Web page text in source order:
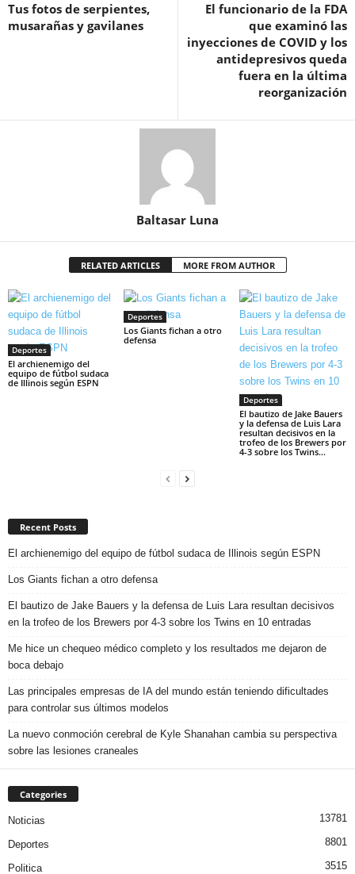
Tus fotos de serpientes,
musarañas y gavilanes
El funcionario de la FDA
que examinó las
inyecciones de COVID y los
antidepresivos queda
fuera en la última
reorganización
Baltasar Luna
RELATED ARTICLES MORE FROM AUTHOR
Deportes
El archienemigo del
equipo de fútbol sudaca
de Illinois según ESPN
Deportes
Los Giants fichan a otro
defensa
Deportes
El bautizo de Jake Bauers
y la defensa de Luis Lara
resultan decisivos en la
trofeo de los Brewers por
4-3 sobre los Twins...
Recent Posts
El archienemigo del equipo de fútbol sudaca de Illinois según ESPN
Los Giants fichan a otro defensa
El bautizo de Jake Bauers y la defensa de Luis Lara resultan decisivos
en la trofeo de los Brewers por 4-3 sobre los Twins en 10 entradas
Me hice un chequeo médico completo y los resultados me dejaron de
boca debajo
Las principales empresas de IA del mundo están teniendo dificultades
para controlar sus últimos modelos
La nuevo conmoción cerebral de Kyle Shanahan cambia su perspectiva
sobre las lesiones craneales
Categories
Noticias 13781
Deportes 8801
Politica 3515